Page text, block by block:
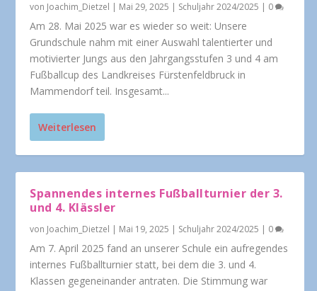
von Joachim_Dietzel | Mai 29, 2025 | Schuljahr 2024/2025 | 0
Am 28. Mai 2025 war es wieder so weit: Unsere
Grundschule nahm mit einer Auswahl talentierter und
motivierter Jungs aus den Jahrgangsstufen 3 und 4 am
Fußballcup des Landkreises Fürstenfeldbruck in
Mammendorf teil. Insgesamt...
Weiterlesen
Spannendes internes Fußballturnier der 3.
und 4. Klässler
von Joachim_Dietzel | Mai 19, 2025 | Schuljahr 2024/2025 | 0
Am 7. April 2025 fand an unserer Schule ein aufregendes
internes Fußballturnier statt, bei dem die 3. und 4.
Klassen gegeneinander antraten. Die Stimmung war